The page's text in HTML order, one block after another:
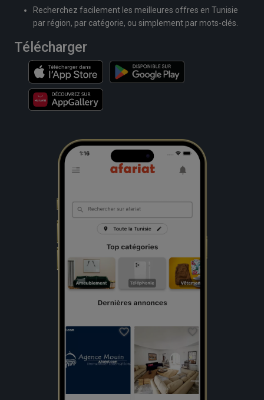
Recherchez facilement les meilleures offres en Tunisie
par région, par catégorie, ou simplement par mots-clés.
Télécharger